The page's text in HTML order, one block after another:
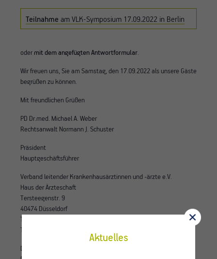
Teilnahme am VLK-Symposium 17.09.2022 in Berlin
oder mit dem angefügten Antwortformular.
Wir freuen uns, Sie am Samstag, den 17.09.2022 als unsere Gäste
begrüßen zu können.
Mit freundlichen Grüßen
PD Dr.med. Michael A. Weber
Rechtsanwalt Normann J. Schuster
Präsident
Hauptgeschäftsführer
Verband leitender Krankenhausärztinnen und -ärzte e.V.
Haus der Ärzteschaft
Tersteegenstr. 9
40474 Düsseldorf
Telefon: 0211/45 49 90
Telefax: 0211/45 49 929
Dependance Berlin:
Aktuelles